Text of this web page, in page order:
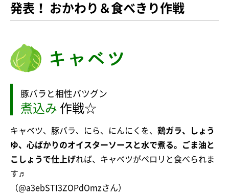
発表！ おかわり＆食べきり作戦
豚バラと相性バツグン
煮込み 作戦☆
キャベツ、豚バラ、にら、にんにくを、 鶏ガラ、しょう
ゆ、心ばかりのオイスターソースと水で煮る。ごま油と
こしょうで仕上げれば、キャベツがペロリと食べられま
す♬
（@a3ebSTI3ZOPdOmzさん）